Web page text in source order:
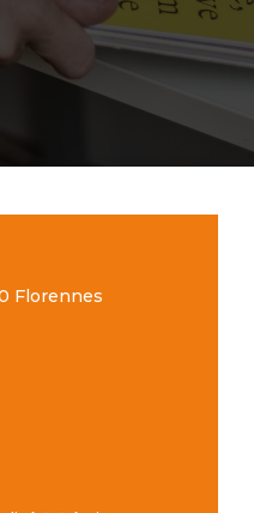
Florennes